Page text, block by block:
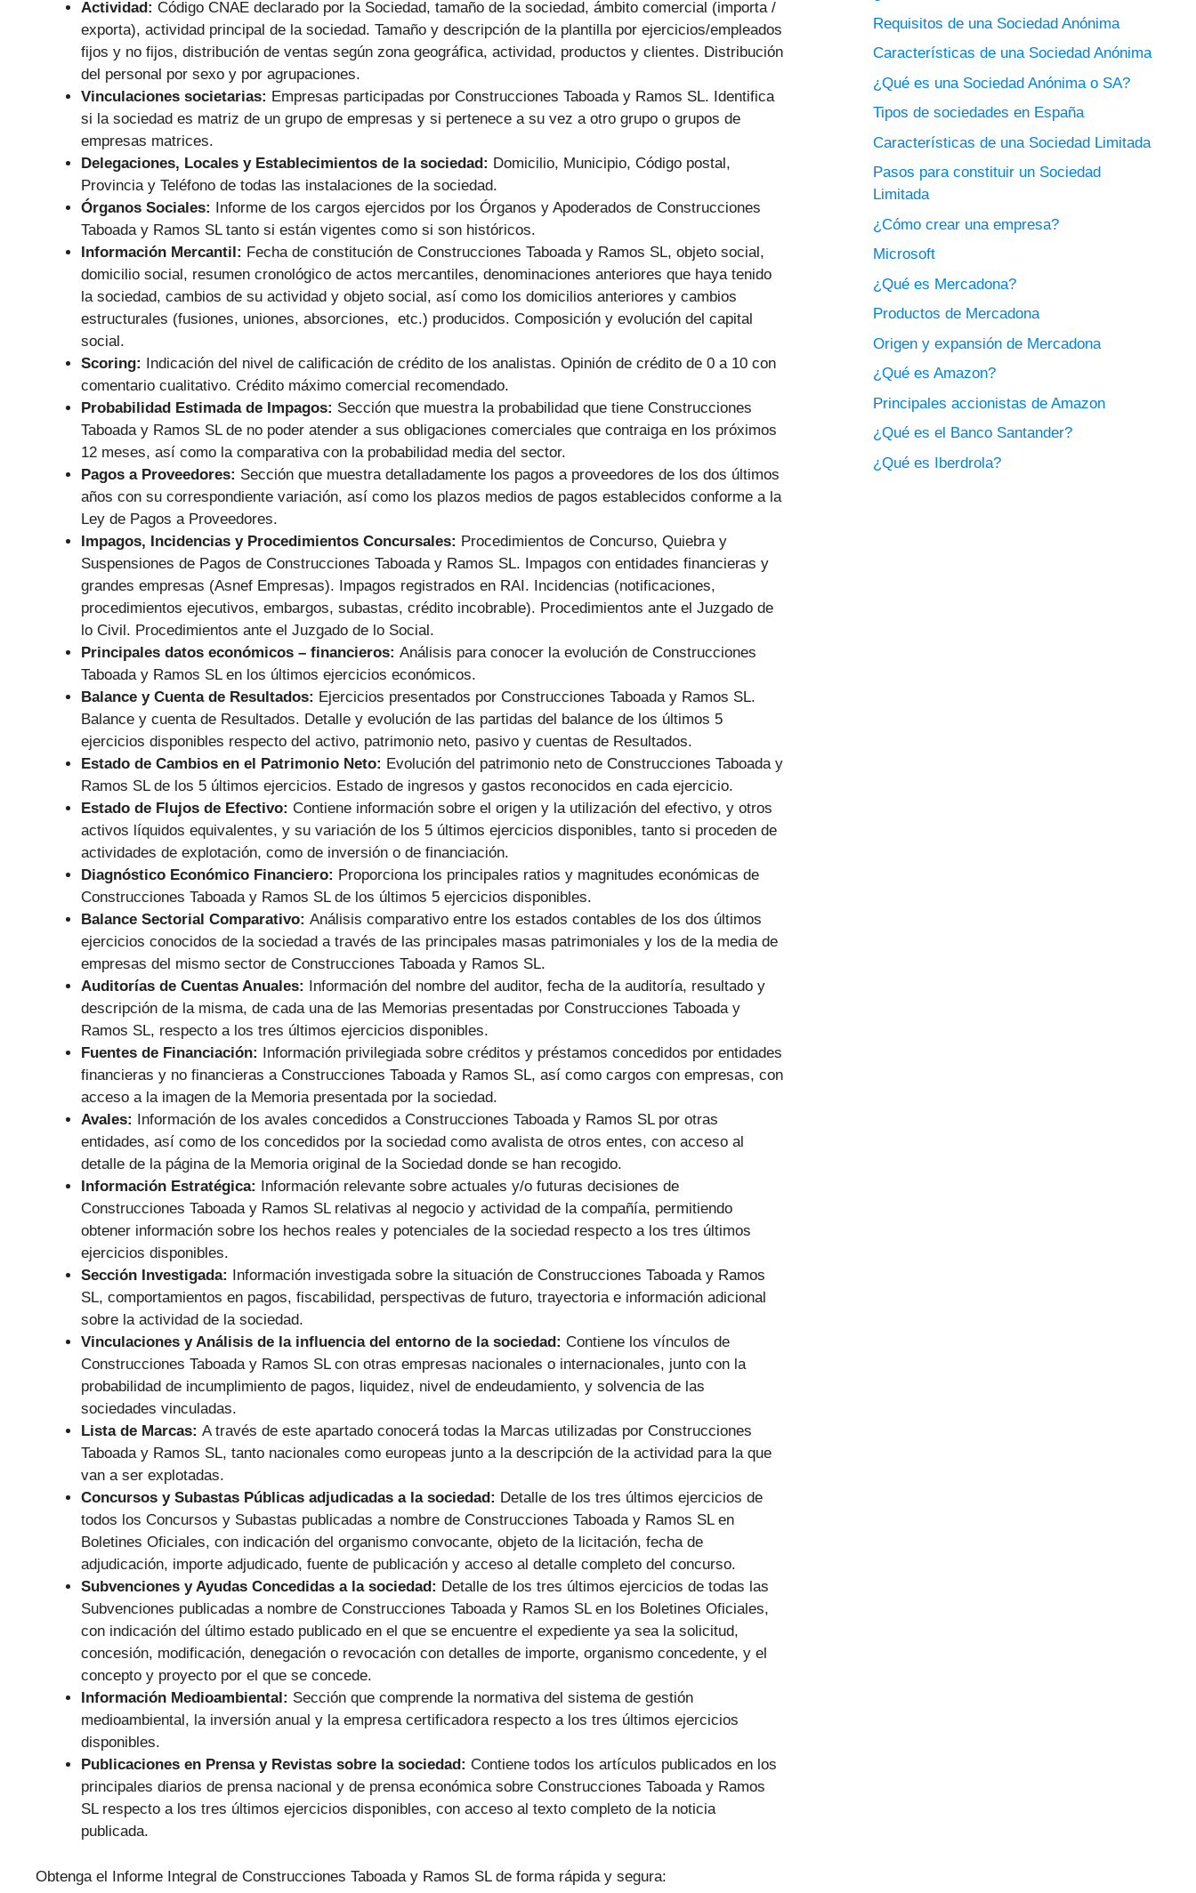
Actividad: Código CNAE declarado por la Sociedad, tamaño de la sociedad, ámbito comercial (importa /
exporta), actividad principal de la sociedad. Tamaño y descripción de la plantilla por ejercicios/empleados
fijos y no fijos, distribución de ventas según zona geográfica, actividad, productos y clientes. Distribución
del personal por sexo y por agrupaciones.
Vinculaciones societarias: Empresas participadas por Construcciones Taboada y Ramos SL. Identifica
si la sociedad es matriz de un grupo de empresas y si pertenece a su vez a otro grupo o grupos de
empresas matrices.
Delegaciones, Locales y Establecimientos de la sociedad: Domicilio, Municipio, Código postal,
Provincia y Teléfono de todas las instalaciones de la sociedad.
Órganos Sociales: Informe de los cargos ejercidos por los Órganos y Apoderados de Construcciones
Taboada y Ramos SL tanto si están vigentes como si son históricos.
Información Mercantil: Fecha de constitución de Construcciones Taboada y Ramos SL, objeto social,
domicilio social, resumen cronológico de actos mercantiles, denominaciones anteriores que haya tenido
la sociedad, cambios de su actividad y objeto social, así como los domicilios anteriores y cambios
estructurales (fusiones, uniones, absorciones, etc.) producidos. Composición y evolución del capital
social.
Scoring: Indicación del nivel de calificación de crédito de los analistas. Opinión de crédito de 0 a 10 con
comentario cualitativo. Crédito máximo comercial recomendado.
Probabilidad Estimada de Impagos: Sección que muestra la probabilidad que tiene Construcciones
Taboada y Ramos SL de no poder atender a sus obligaciones comerciales que contraiga en los próximos
12 meses, así como la comparativa con la probabilidad media del sector.
Pagos a Proveedores: Sección que muestra detalladamente los pagos a proveedores de los dos últimos
años con su correspondiente variación, así como los plazos medios de pagos establecidos conforme a la
Ley de Pagos a Proveedores.
Impagos, Incidencias y Procedimientos Concursales: Procedimientos de Concurso, Quiebra y
Suspensiones de Pagos de Construcciones Taboada y Ramos SL. Impagos con entidades financieras y
grandes empresas (Asnef Empresas). Impagos registrados en RAI. Incidencias (notificaciones,
procedimientos ejecutivos, embargos, subastas, crédito incobrable). Procedimientos ante el Juzgado de
lo Civil. Procedimientos ante el Juzgado de lo Social.
Principales datos económicos – financieros: Análisis para conocer la evolución de Construcciones
Taboada y Ramos SL en los últimos ejercicios económicos.
Balance y Cuenta de Resultados: Ejercicios presentados por Construcciones Taboada y Ramos SL.
Balance y cuenta de Resultados. Detalle y evolución de las partidas del balance de los últimos 5
ejercicios disponibles respecto del activo, patrimonio neto, pasivo y cuentas de Resultados.
Estado de Cambios en el Patrimonio Neto: Evolución del patrimonio neto de Construcciones Taboada y
Ramos SL de los 5 últimos ejercicios. Estado de ingresos y gastos reconocidos en cada ejercicio.
Estado de Flujos de Efectivo: Contiene información sobre el origen y la utilización del efectivo, y otros
activos líquidos equivalentes, y su variación de los 5 últimos ejercicios disponibles, tanto si proceden de
actividades de explotación, como de inversión o de financiación.
Diagnóstico Económico Financiero: Proporciona los principales ratios y magnitudes económicas de
Construcciones Taboada y Ramos SL de los últimos 5 ejercicios disponibles.
Balance Sectorial Comparativo: Análisis comparativo entre los estados contables de los dos últimos
ejercicios conocidos de la sociedad a través de las principales masas patrimoniales y los de la media de
empresas del mismo sector de Construcciones Taboada y Ramos SL.
Auditorías de Cuentas Anuales: Información del nombre del auditor, fecha de la auditoría, resultado y
descripción de la misma, de cada una de las Memorias presentadas por Construcciones Taboada y
Ramos SL, respecto a los tres últimos ejercicios disponibles.
Fuentes de Financiación: Información privilegiada sobre créditos y préstamos concedidos por entidades
financieras y no financieras a Construcciones Taboada y Ramos SL, así como cargos con empresas, con
acceso a la imagen de la Memoria presentada por la sociedad.
Avales: Información de los avales concedidos a Construcciones Taboada y Ramos SL por otras
entidades, así como de los concedidos por la sociedad como avalista de otros entes, con acceso al
detalle de la página de la Memoria original de la Sociedad donde se han recogido.
Información Estratégica: Información relevante sobre actuales y/o futuras decisiones de
Construcciones Taboada y Ramos SL relativas al negocio y actividad de la compañía, permitiendo
obtener información sobre los hechos reales y potenciales de la sociedad respecto a los tres últimos
ejercicios disponibles.
Sección Investigada: Información investigada sobre la situación de Construcciones Taboada y Ramos
SL, comportamientos en pagos, fiscabilidad, perspectivas de futuro, trayectoria e información adicional
sobre la actividad de la sociedad.
Vinculaciones y Análisis de la influencia del entorno de la sociedad: Contiene los vínculos de
Construcciones Taboada y Ramos SL con otras empresas nacionales o internacionales, junto con la
probabilidad de incumplimiento de pagos, liquidez, nivel de endeudamiento, y solvencia de las
sociedades vinculadas.
Lista de Marcas: A través de este apartado conocerá todas la Marcas utilizadas por Construcciones
Taboada y Ramos SL, tanto nacionales como europeas junto a la descripción de la actividad para la que
van a ser explotadas.
Concursos y Subastas Públicas adjudicadas a la sociedad: Detalle de los tres últimos ejercicios de
todos los Concursos y Subastas publicadas a nombre de Construcciones Taboada y Ramos SL en
Boletines Oficiales, con indicación del organismo convocante, objeto de la licitación, fecha de
adjudicación, importe adjudicado, fuente de publicación y acceso al detalle completo del concurso.
Subvenciones y Ayudas Concedidas a la sociedad: Detalle de los tres últimos ejercicios de todas las
Subvenciones publicadas a nombre de Construcciones Taboada y Ramos SL en los Boletines Oficiales,
con indicación del último estado publicado en el que se encuentre el expediente ya sea la solicitud,
concesión, modificación, denegación o revocación con detalles de importe, organismo concedente, y el
concepto y proyecto por el que se concede.
Información Medioambiental: Sección que comprende la normativa del sistema de gestión
medioambiental, la inversión anual y la empresa certificadora respecto a los tres últimos ejercicios
disponibles.
Publicaciones en Prensa y Revistas sobre la sociedad: Contiene todos los artículos publicados en los
principales diarios de prensa nacional y de prensa económica sobre Construcciones Taboada y Ramos
SL respecto a los tres últimos ejercicios disponibles, con acceso al texto completo de la noticia
publicada.
Obtenga el Informe Integral de Construcciones Taboada y Ramos SL de forma rápida y segura:
Requisitos de una Sociedad Anónima
Características de una Sociedad Anónima
¿Qué es una Sociedad Anónima o SA?
Tipos de sociedades en España
Características de una Sociedad Limitada
Pasos para constituir un Sociedad
Limitada
¿Cómo crear una empresa?
Microsoft
¿Qué es Mercadona?
Productos de Mercadona
Origen y expansión de Mercadona
¿Qué es Amazon?
Principales accionistas de Amazon
¿Qué es el Banco Santander?
¿Qué es Iberdrola?